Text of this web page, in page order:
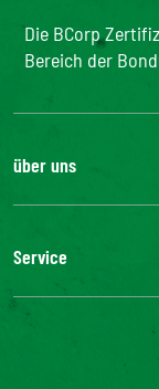
Die BCorp
Bereich der
über uns
Karriere
Unser Engagement
Unsere Innovationen
Service
FAQ